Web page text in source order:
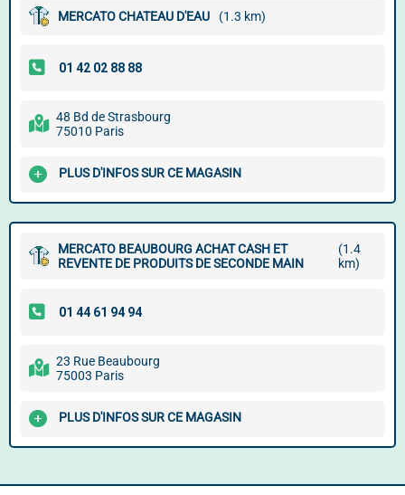
MERCATO CHATEAU D'EAU (1.3 km)
48 Bd de Strasbourg
75010 Paris
PLUS D'INFOS SUR CE MAGASIN
MERCATO BEAUBOURG ACHAT CASH ET
REVENTE DE PRODUITS DE SECONDE MAIN
(1.4
km)
23 Rue Beaubourg
75003 Paris
PLUS D'INFOS SUR CE MAGASIN